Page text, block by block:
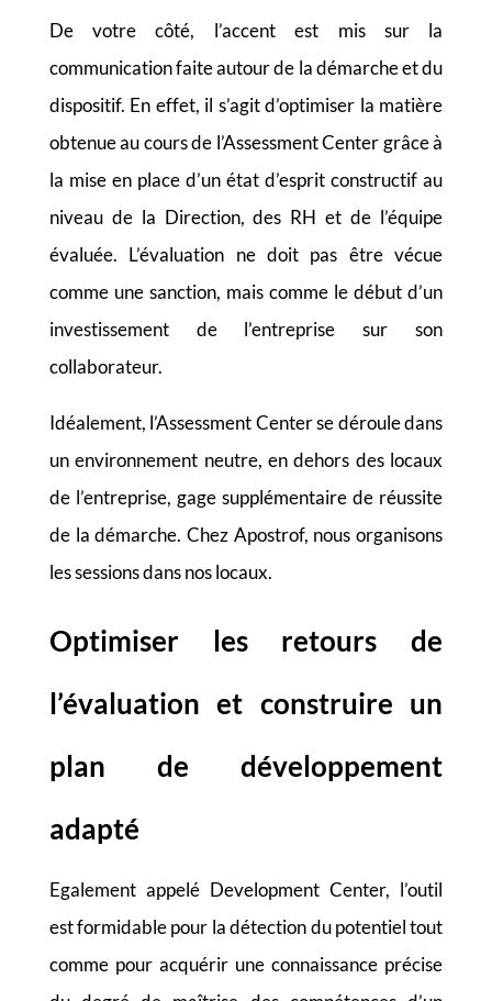
De votre côté, l’accent est mis sur la
communication faite autour de la démarche et du
dispositif. En effet, il s’agit d’optimiser la matière
obtenue au cours de l’Assessment Center grâce à
la mise en place d’un état d’esprit constructif au
niveau de la Direction, des RH et de l’équipe
évaluée. L’évaluation ne doit pas être vécue
comme une sanction, mais comme le début d’un
investissement de l’entreprise sur son
collaborateur.
Idéalement, l’Assessment Center se déroule dans
un environnement neutre, en dehors des locaux
de l’entreprise, gage supplémentaire de réussite
de la démarche. Chez Apostrof, nous organisons
les sessions dans nos locaux.
Optimiser les retours de
l’évaluation et construire un
plan de développement
adapté
Egalement appelé Development Center, l’outil
est formidable pour la détection du potentiel tout
comme pour acquérir une connaissance précise